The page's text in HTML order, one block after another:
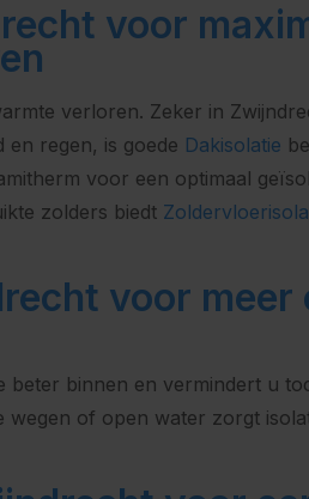
voor
verloren. Zeker in
en regen, is goede Dakisolatie
voor een optimaal
zolders biedt
voor
beter binnen en vermindert u
wegen of open water zorgt